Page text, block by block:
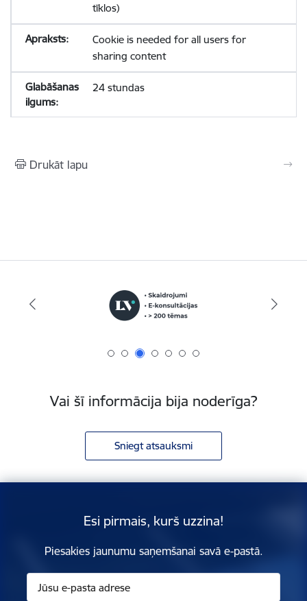
tīklos)
Cookie is needed for all users for
sharing content
24 stundas
Drukāt lapu
Vai šī informācija bija noderīga?
Sniegt atsauksmi
Esi pirmais, kurš uzzina!
Piesakies jaunumu saņemšanai savā e-pastā.